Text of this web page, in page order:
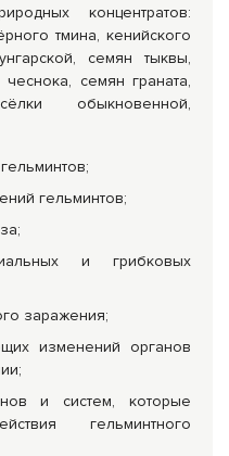
концентратов:
тмина, кенийского
семян тыквы,
семян граната,
обыкновенной,
гельминтов;
и грибковых
заражения;
изменений органов
и систем, которые
гельминтного